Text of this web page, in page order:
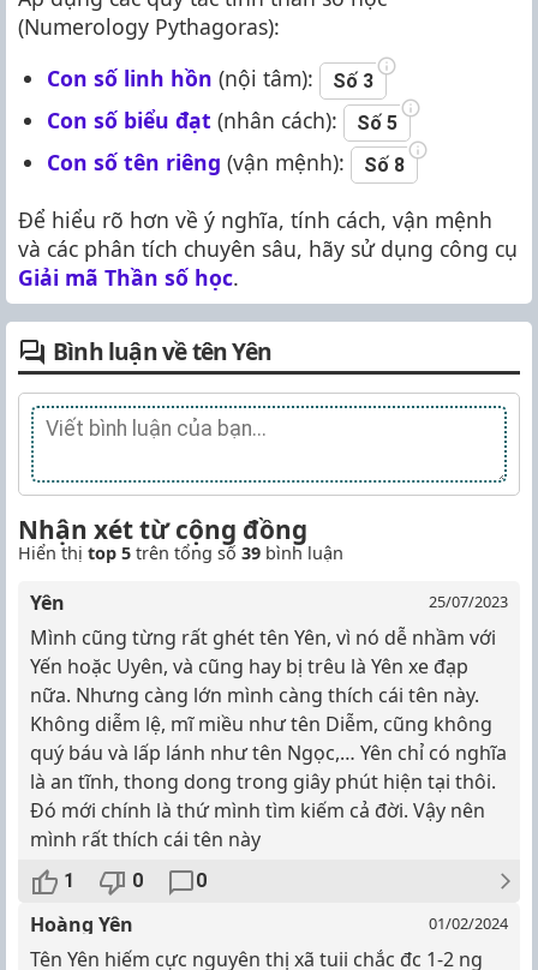
(Numerology Pythagoras):
Con số linh hồn (nội tâm): Số 3
Con số biểu đạt (nhân cách): Số 5
Con số tên riêng (vận mệnh): Số 8
Để hiểu rõ hơn về ý nghĩa, tính cách, vận mệnh
và các phân tích chuyên sâu, hãy sử dụng công cụ
Giải mã Thần số học.
Bình luận về tên Yên
Nhận xét từ cộng đồng
Hiển thị top 5 trên tổng số 39 bình luận
Yên 25/07/2023
Mình cũng từng rất ghét tên Yên, vì nó dễ nhầm với
Yến hoặc Uyên, và cũng hay bị trêu là Yên xe đạp
nữa. Nhưng càng lớn mình càng thích cái tên này.
Không diễm lệ, mĩ miều như tên Diễm, cũng không
quý báu và lấp lánh như tên Ngọc,… Yên chỉ có nghĩa
là an tĩnh, thong dong trong giây phút hiện tại thôi.
Đó mới chính là thứ mình tìm kiếm cả đời. Vậy nên
mình rất thích cái tên này
1 0 0
Hoàng Yên 01/02/2024
Tên Yên hiếm cực nguyên thị xã tuii chắc đc 1-2 ng